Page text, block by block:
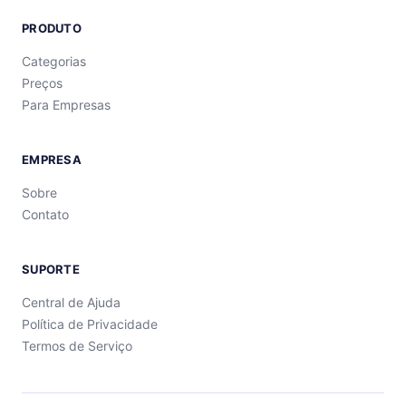
PRODUTO
Categorias
Preços
Para Empresas
EMPRESA
Sobre
Contato
SUPORTE
Central de Ajuda
Política de Privacidade
Termos de Serviço